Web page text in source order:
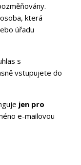
která
úřadu
s
vstupujete do
jen pro
e-mailovou